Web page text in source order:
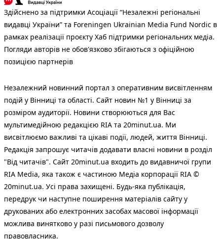
Здійснено за підтримки Асоціації “Незалежні регіональні
видавці України” та Foreningen Ukrainian Media Fund Nordic в
рамках реалізації проєкту Хаб підтримки регіональних медіа.
Погляди авторів не обов'язково збігаються з офіційною
позицією партнерів
Незалежний новинний портал з оперативним висвітленням
подій у Вінниці та області. Сайт новин №1 у Вінниці за
розміром аудиторії. Новини створюються для Вас
мультимедійною редакцією RIA та 20minut.ua. Ми
висвітлюємо важливі та цікаві події, людей, життя Вінниці.
Редакція запрошує читачів додавати власні новини в розділ
"Від читачів". Сайт 20minut.ua входить до видавничої групи
RIA Media, яка також є частиною Медіа корпорації RIA ©
20minut.ua. Усі права захищені. Будь-яка публiкацiя,
передрук чи наступне поширення матеріалів сайту у
друкованих або електронних засобах масової інформації
можлива винятково у разі письмового дозволу
правовласника.